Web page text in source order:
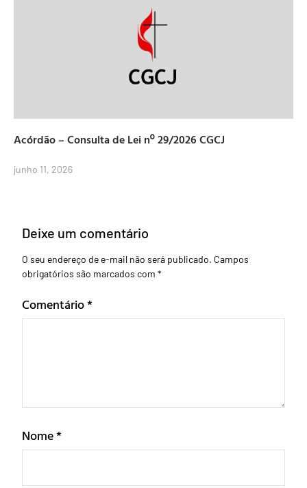
Acórdão – Consulta de Lei nº 29/2026 CGCJ
junho 11, 2026
Deixe um comentário
O seu endereço de e-mail não será publicado. Campos
obrigatórios são marcados com *
Comentário*
Nome*